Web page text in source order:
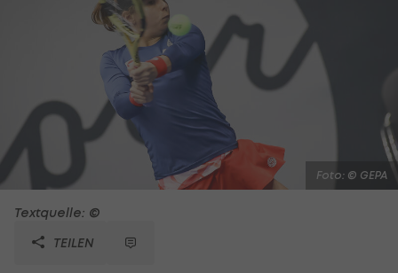
Foto: © GEPA
Textquelle: ©
TEILEN